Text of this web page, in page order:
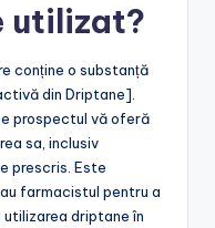
utilizat?
conține o substanță
din Driptane].
prospectul vă oferă
sa, inclusiv
prescris. Este
farmacistul pentru a
driptane în